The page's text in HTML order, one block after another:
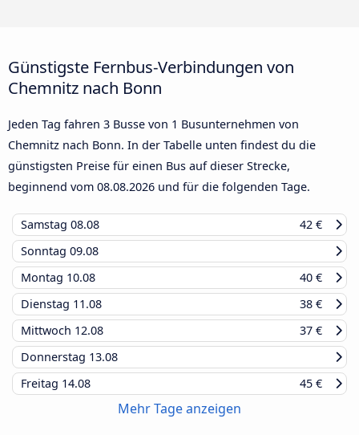
Günstigste Fernbus-Verbindungen von
Chemnitz nach Bonn
Jeden Tag fahren 3 Busse von 1 Busunternehmen von
Chemnitz nach Bonn. In der Tabelle unten findest du die
günstigsten Preise für einen Bus auf dieser Strecke,
beginnend vom 08.08.2026 und für die folgenden Tage.
Samstag 08.08
42 €
Sonntag 09.08
Montag 10.08
40 €
Dienstag 11.08
38 €
Mittwoch 12.08
37 €
Donnerstag 13.08
Freitag 14.08 45 €
Mehr Tage anzeigen